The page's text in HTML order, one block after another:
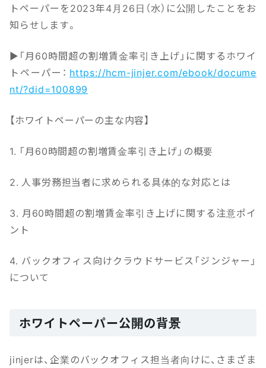
トペーパーを2023年4月26日（水）に公開したことをお
知らせします。
▶「月60時間超の割増賃金率引き上げ」に関するホワイ
トペーパー： https://hcm-jinjer.com/ebook/docume
nt/?did=100899
【ホワイトペーパーの主な内容】
1. 「月60時間超の割増賃金率引き上げ」の概要
2. 人事労務担当者に求められる具体的な対応とは
3. 月60時間超の割増賃金率引き上げに関する注意ポイ
ント
4. バックオフィス向けクラウドサービス「ジンジャー」
について
ホワイトペーパー公開の背景
jinjerは、企業のバックオフィス担当者向けに、さまざま